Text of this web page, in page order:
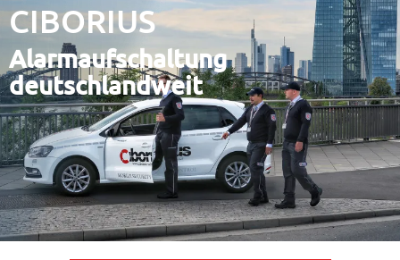
CIBORIUS
Alarmaufschaltung
deutschlandweit